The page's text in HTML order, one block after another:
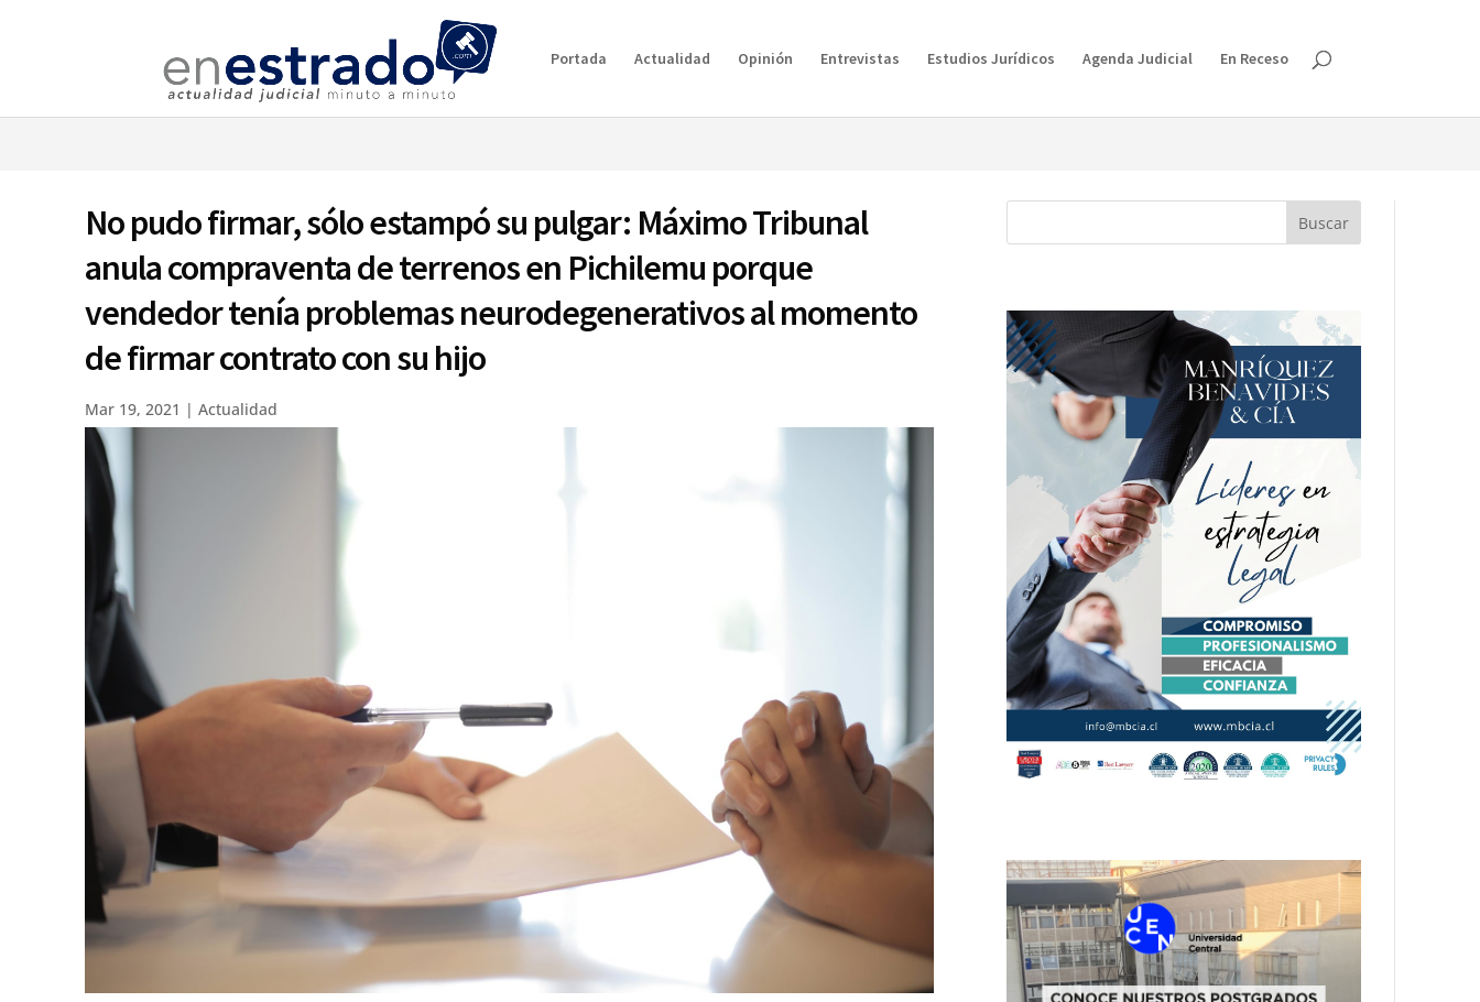
⚠️ Hosting plan for this site has expired.
Portada Actualidad Opinión Entrevistas Estudios Jurídicos Agenda Judicial En Receso
No pudo firmar, sólo estampó su pulgar: Máximo Tribunal
anula compraventa de terrenos en Pichilemu porque
vendedor tenía problemas neurodegenerativos al momento
de firmar contrato con su hijo
Mar 19, 2021 |Actualidad